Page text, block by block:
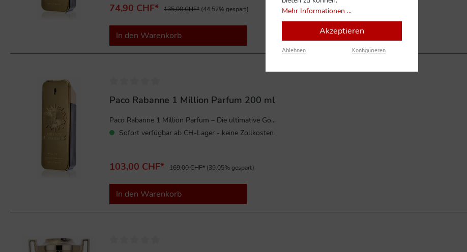
74,90 CHF* 135,00 CHF* (44.52% gespart)
In den Warenkorb
Paco Rabanne 1 Million Parfum 200 ml
Paco Rabanne 1 Million Parfum – Die ultimative Go...
Sofort verfügbar ab CH-Lager - keine Zollkosten
103,00 CHF* 169,00 CHF* (39.05% gespart)
In den Warenkorb
Mehr Informationen ...
Akzeptieren
Ablehnen Konfigurieren